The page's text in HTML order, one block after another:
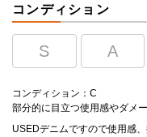
コンディション
S A
コンディション：C
部分的に目立つ使用感やダメ
USEDデニムですので使用感